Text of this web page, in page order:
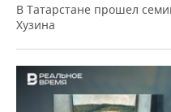
В Татарстане прошел
Хузина